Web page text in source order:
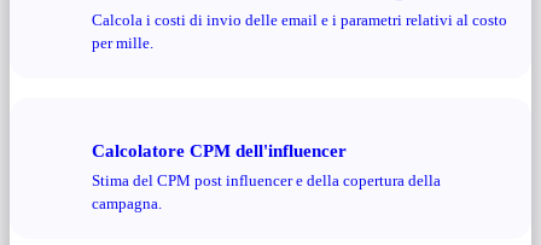
Calcola i costi di invio delle email e i parametri relativi al costo
per mille.
Calcolatore CPM dell'influencer
Stima del CPM post influencer e della copertura della
campagna.